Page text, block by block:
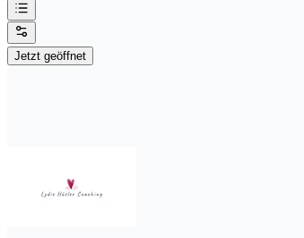
Jetzt geöffnet